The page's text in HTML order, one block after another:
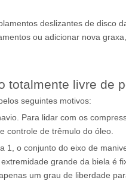
deslizantes de disco
ou adicionar nova
livre de
seguintes motivos:
Para lidar com os
controle de trêmulo do óleo.
o conjunto do eixo de
grande da biela é
um grau de liberdade